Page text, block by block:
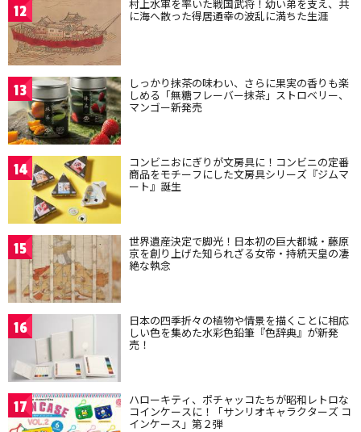
12 村上水軍を率いた戦国武将！幼い弟を支え、共
に海へ散った得居通幸の波乱に満ちた生涯
13 しっかり抹茶の味わい、さらに果実の香りも楽
しめる「無糖フレーバー抹茶」ストロベリー、
マンゴー新発売
14 コンビニおにぎりが文房具に！コンビニの定番
商品をモチーフにした文房具シリーズ『ジムマ
ート』誕生
15 世界遺産決定で脚光！日本初の巨大都城・藤原
京を創り上げた知られざる女帝・持統天皇の凄
絶な執念
16 日本の四季折々の植物や情景を描くことに相応
しい色を集めた水彩色鉛筆『色辞典』が新発
売！
17 ハローキティ、ポチャッコたちが昭和レトロな
コインケースに！「サンリオキャラクターズ コ
インケース」第２弾